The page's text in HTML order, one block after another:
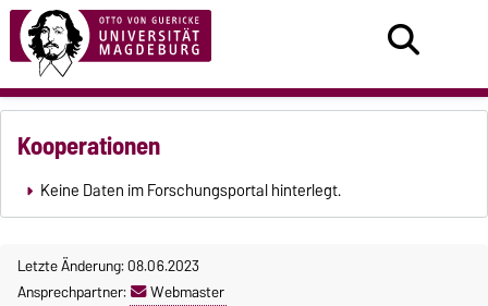
Kooperationen
Keine Daten im Forschungsportal hinterlegt.
Letzte Änderung: 08.06.2023
Ansprechpartner:
Webmaster